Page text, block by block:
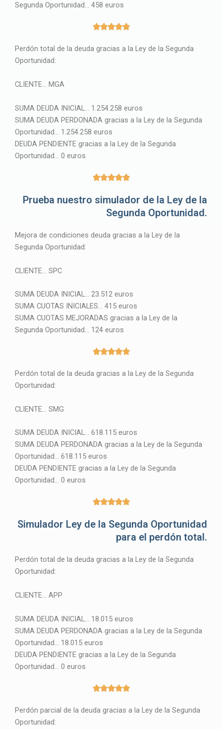
Segunda Oportunidad… 458 euros
5
5
Perdón total de la deuda gracias a la Ley de la Segunda
Oportunidad:
CLIENTE… MGA
SUMA DEUDA INICIAL… 1.254.258 euros
SUMA DEUDA PERDONADA gracias a la Ley de la Segunda
Oportunidad… 1.254.258 euros
DEUDA PENDIENTE gracias a la Ley de la Segunda
Oportunidad… 0 euros
5
5
Prueba nuestro simulador de la Ley de la
Segunda Oportunidad.
Mejora de condiciones deuda gracias a la Ley de la
Segunda Oportunidad:
CLIENTE… SPC
SUMA DEUDA INICIAL… 23.512 euros
SUMA CUOTAS INICIALES… 415 euros
SUMA CUOTAS MEJORADAS gracias a la Ley de la
Segunda Oportunidad… 124 euros
5
5
Perdón total de la deuda gracias a la Ley de la Segunda
Oportunidad:
CLIENTE… SMG
SUMA DEUDA INICIAL… 618.115 euros
SUMA DEUDA PERDONADA gracias a la Ley de la Segunda
Oportunidad… 618.115 euros
DEUDA PENDIENTE gracias a la Ley de la Segunda
Oportunidad… 0 euros
5
5
Simulador Ley de la Segunda Oportunidad
para el perdón total.
Perdón total de la deuda gracias a la Ley de la Segunda
Oportunidad:
CLIENTE… APP
SUMA DEUDA INICIAL… 18.015 euros
SUMA DEUDA PERDONADA gracias a la Ley de la Segunda
Oportunidad… 18.015 euros
DEUDA PENDIENTE gracias a la Ley de la Segunda
Oportunidad… 0 euros
5
5
Perdón parcial de la deuda gracias a la Ley de la Segunda
Oportunidad: